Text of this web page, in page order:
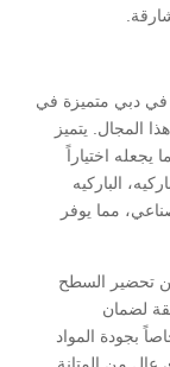
في دبي متميزة في
المجال. يتميز
يجعله اختياراً
الباركيه
مما يوفر
تحضير السطح
لضمان
بجودة المواد